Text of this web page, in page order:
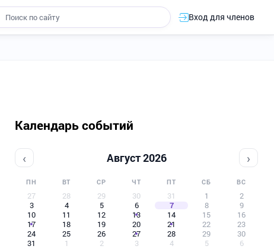
Вход для членов
Календарь событий
‹ Август 2026 ›
ПН ВТ СР ЧТ ПТ СБ ВС
27 28 29 30 31 1
2
3
4 5 6 7 8
9
10
11 12 13 14 15
16
17
18 19 20 21 22
23
24
25 26 27 28 29
30
31
1 2 3 4 5 6